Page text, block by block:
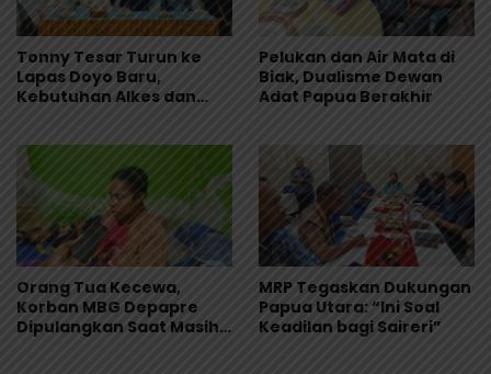
Tonny Tesar Turun ke
Lapas Doyo Baru,
Kebutuhan Alkes dan
Pelukan dan Air Mata di
Biak, Dualisme Dewan
Adat Papua Berakhir
Orang Tua Kecewa,
Korban MBG Depapre
Dipulangkan Saat Masih
MRP Tegaskan Dukungan
Papua Utara: “Ini Soal
Keadilan bagi Saireri”